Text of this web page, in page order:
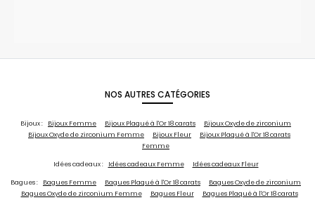
NOS AUTRES CATÉGORIES
Bijoux : Bijoux Femme Bijoux Plaqué à l'Or 18 carats
Bijoux Oxyde de zirconium
Bijoux Oxyde de zirconium Femme
Bijoux Fleur
Bijoux Plaqué à l'Or 18 carats
Femme
Idées cadeaux : Idées cadeaux Femme Idées cadeaux Fleur
Bagues : Bagues Femme Bagues Plaqué à l'Or 18 carats
Bagues Oxyde de zirconium
Bagues Oxyde de zirconium Femme
Bagues Fleur
Bagues Plaqué à l'Or 18 carats